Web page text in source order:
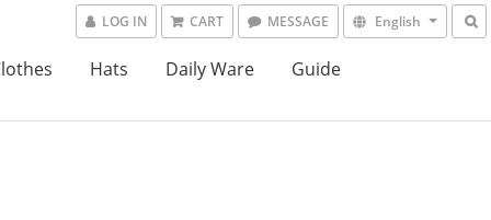
LOG IN CART MESSAGE English
Hats Daily Ware Guide